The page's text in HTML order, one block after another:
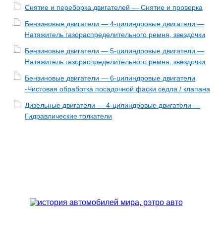
Снятие и переборка двигателей — Снятие и проверка
Бензиновые двигатели — 4-цилиндровые двигатели —
Натяжитель газораспределительного ремня, звездочки
Бензиновые двигатели — 5-цилиндровые двигатели —
Натяжитель газораспределительного ремня, звездочки
Бензиновые двигатели — 6-цилиндровые двигатели
-Чистовая обработка посадочной фаски седла / клапана
Дизельные двигатели — 4-цилиндровые двигатели —
Гидравлические толкатели